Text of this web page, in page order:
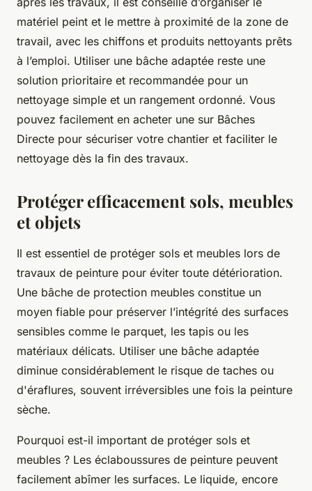
matériel peint et le mettre à proximité de la zone de
travail, avec les chiffons et produits nettoyants prêts
à l’emploi. Utiliser une bâche adaptée reste une
solution prioritaire et recommandée pour un
nettoyage simple et un rangement ordonné. Vous
pouvez facilement en acheter une sur Bâches
Directe pour sécuriser votre chantier et faciliter le
nettoyage dès la fin des travaux.
Protéger efficacement sols, meubles
et objets
Il est essentiel de protéger sols et meubles lors de
travaux de peinture pour éviter toute détérioration.
Une bâche de protection meubles constitue un
moyen fiable pour préserver l’intégrité des surfaces
sensibles comme le parquet, les tapis ou les
matériaux délicats. Utiliser une bâche adaptée
diminue considérablement le risque de taches ou
d'éraflures, souvent irréversibles une fois la peinture
sèche.
Pourquoi est-il important de protéger sols et
meubles ? Les éclaboussures de peinture peuvent
facilement abîmer les surfaces. Le liquide, encore